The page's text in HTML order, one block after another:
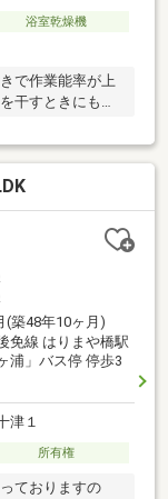
浴室乾燥機
で作業能率が上
干すときにも便
る2SLDKのお
です。入浴時間
省エネ給湯器つ
の建物面積でス
(築48年10ヶ月)
免線 はりまや橋駅
浦」バス停 停歩3
津１
所有権
ておりますの